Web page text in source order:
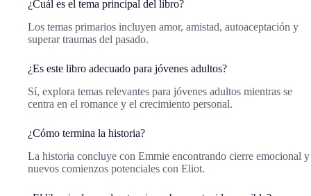
¿Cuál es el tema principal del libro?
Los temas primarios incluyen amor, amistad, autoaceptación y
superar traumas del pasado.
¿Es este libro adecuado para jóvenes adultos?
Sí, explora temas relevantes para jóvenes adultos mientras se
centra en el romance y el crecimiento personal.
¿Cómo termina la historia?
La historia concluye con Emmie encontrando cierre emocional y
nuevos comienzos potenciales con Eliot.